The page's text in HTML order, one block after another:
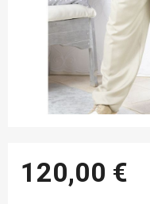
120,00 €